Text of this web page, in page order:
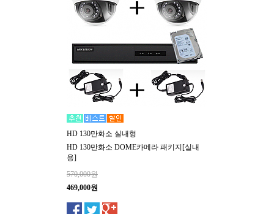
HD 130만화소 실내형
HD 130만화소 DOME카메라 패키지[실내
용]
570,000원
469,000원